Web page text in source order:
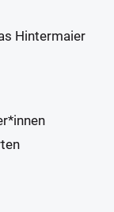
Hintermaier